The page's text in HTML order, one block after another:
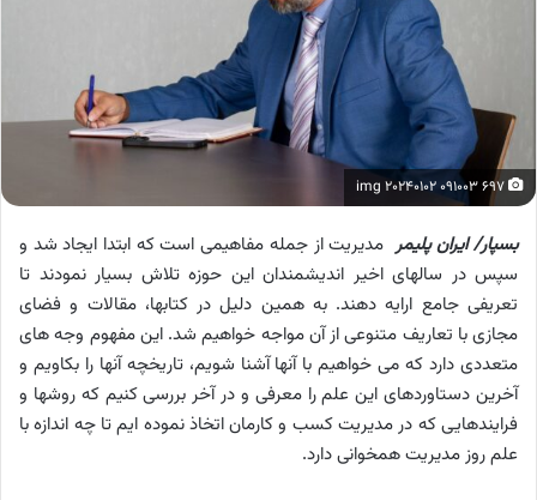
بسپار/ ایران پلیمر مدیریت از جمله مفاهیمی است که ابتدا ایجاد شد و
سپس در سالهای اخیر اندیشمندان این حوزه تلاش بسیار نمودند تا
تعریفی جامع ارایه دهند. به همین دلیل در کتابها، مقالات و فضای
مجازی با تعاریف متنوعی از آن مواجه خواهیم شد. این مفهوم وجه های
متعددی دارد که می خواهیم با آنها آشنا شویم، تاریخچه آنها را بکاویم و
آخرین دستاوردهای این علم را معرفی و در آخر بررسی کنیم که روشها و
فرایندهایی که در مدیریت کسب و کارمان اتخاذ نموده ایم تا چه اندازه با
علم روز مدیریت همخوانی دارد.